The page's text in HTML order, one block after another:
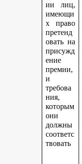
ии лиц,
имеющи
х право
претенд
овать на
присужд
ение
премии,
и
требова
ния,
которым
они
должны
соответс
твовать